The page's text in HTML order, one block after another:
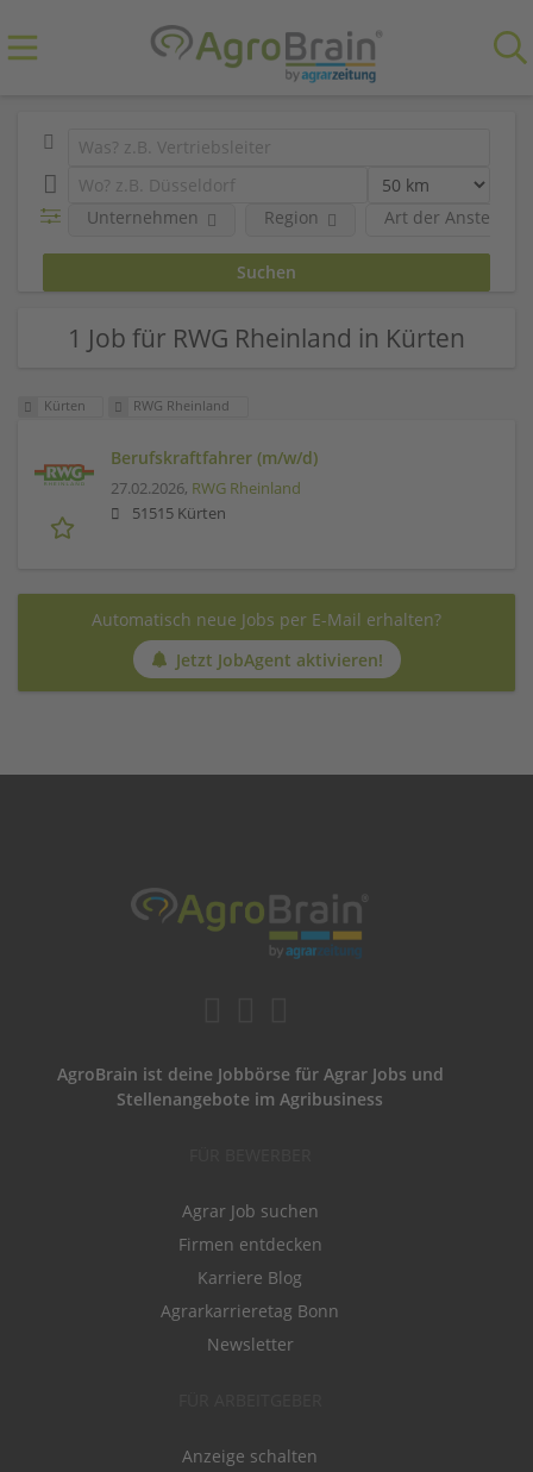
Art der Anstellung
Unternehmen Region
1 Job für RWG Rheinland in Kürten
Kürten RWG Rheinland
Berufskraftfahrer (m/w/d)
27.02.2026, RWG Rheinland
51515 Kürten
Automatisch neue Jobs per E-Mail erhalten?
Jetzt JobAgent aktivieren!
AgroBrain ist deine Jobbörse für Agrar Jobs und
Stellenangebote im Agribusiness
Agrar Job suchen
Firmen entdecken
Karriere Blog
Agrarkarrieretag Bonn
Newsletter
Anzeige schalten